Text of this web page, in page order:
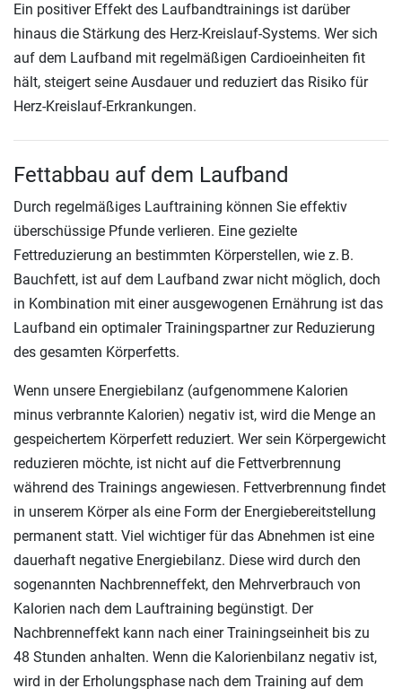
Ein positiver Effekt des Laufbandtrainings ist darüber
hinaus die Stärkung des Herz-Kreislauf-Systems. Wer sich
auf dem Laufband mit regelmäßigen Cardioeinheiten fit
hält, steigert seine Ausdauer und reduziert das Risiko für
Herz-Kreislauf-Erkrankungen.
Fettabbau auf dem Laufband
Durch regelmäßiges Lauftraining können Sie effektiv
überschüssige Pfunde verlieren. Eine gezielte
Fettreduzierung an bestimmten Körperstellen, wie z. B.
Bauchfett, ist auf dem Laufband zwar nicht möglich, doch
in Kombination mit einer ausgewogenen Ernährung ist das
Laufband ein optimaler Trainingspartner zur Reduzierung
des gesamten Körperfetts.
Wenn unsere Energiebilanz (aufgenommene Kalorien
minus verbrannte Kalorien) negativ ist, wird die Menge an
gespeichertem Körperfett reduziert. Wer sein Körpergewicht
reduzieren möchte, ist nicht auf die Fettverbrennung
während des Trainings angewiesen. Fettverbrennung findet
in unserem Körper als eine Form der Energiebereitstellung
permanent statt. Viel wichtiger für das Abnehmen ist eine
dauerhaft negative Energiebilanz. Diese wird durch den
sogenannten Nachbrenneffekt, den Mehrverbrauch von
Kalorien nach dem Lauftraining begünstigt. Der
Nachbrenneffekt kann nach einer Trainingseinheit bis zu
48 Stunden anhalten. Wenn die Kalorienbilanz negativ ist,
wird in der Erholungsphase nach dem Training auf dem